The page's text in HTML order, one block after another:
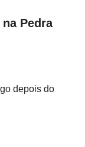
Pedra
depois do